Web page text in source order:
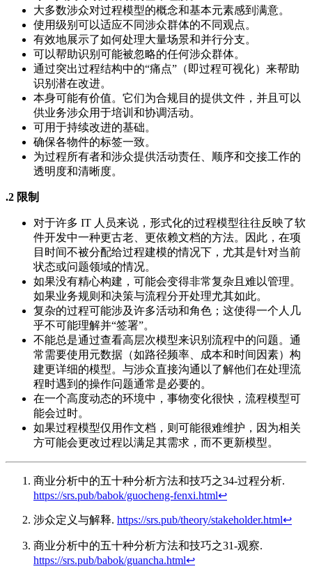
大多数涉众对过程模型的概念和基本元素感到满意。
使用级别可以适应不同涉众群体的不同观点。
有效地展示了如何处理大量场景和并行分支。
可以帮助识别可能被忽略的任何涉众群体。
通过突出过程结构中的“痛点”（即过程可视化）来帮助
识别潜在改进。
本身可能有价值。它们为合规目的提供文件，并且可以
供业务涉众用于培训和协调活动。
可用于持续改进的基础。
确保各物件的标签一致。
为过程所有者和涉众提供活动责任、顺序和交接工作的
透明度和清晰度。
.2 限制
对于许多 IT 人员来说，形式化的过程模型往往反映了软
件开发中一种更古老、更依赖文档的方法。因此，在项
目时间不被分配给过程建模的情况下，尤其是针对当前
状态或问题领域的情况。
如果没有精心构建，可能会变得非常复杂且难以管理。
如果业务规则和决策与流程分开处理尤其如此。
复杂的过程可能涉及许多活动和角色；这使得一个人几
乎不可能理解并“签署”。
不能总是通过查看高层次模型来识别流程中的问题。通
常需要使用元数据（如路径频率、成本和时间因素）构
建更详细的模型。与涉众直接沟通以了解他们在处理流
程时遇到的操作问题通常是必要的。
在一个高度动态的环境中，事物变化很快，流程模型可
能会过时。
如果过程模型仅用作文档，则可能很难维护，因为相关
方可能会更改过程以满足其需求，而不更新模型。
商业分析中的五十种分析方法和技巧之34-过程分析.
https://srs.pub/babok/guocheng-fenxi.html↩︎
涉众定义与解释. https://srs.pub/theory/stakeholder.html↩︎
商业分析中的五十种分析方法和技巧之31-观察.
https://srs.pub/babok/guancha.html↩︎